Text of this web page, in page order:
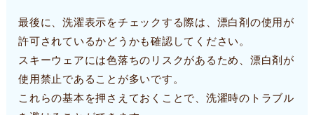
最後に、洗濯表示をチェックする際は、漂白剤の使用が
許可されているかどうかも確認してください。
スキーウェアには色落ちのリスクがあるため、漂白剤が
使用禁止であることが多いです。
これらの基本を押さえておくことで、洗濯時のトラブル